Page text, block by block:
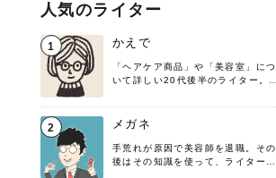
人気のライター
1 かえで
「ヘアケア商品」や「美容室」につ
いて詳しい20代後半のライター。楽
す！
2 メガネ
手荒れが原因で美容師を退職。その
後はその知識を使って、ライターと